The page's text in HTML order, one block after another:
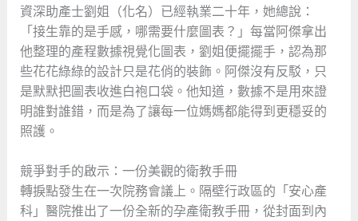
資深助產士劉姐（化名）已經執業二十年，她總說：
「接生靠的是手感，哪需要什麼圖表？」每當阿傑拿出
他整理的產程數據視覺化圖表，劉姐便擺擺手，認為那
些花花綠綠的設計只是花俏的裝飾。阿傑沒有反駁，只
是默默把圖表收進白袍口袋。他知道，數據不是用來證
明誰對誰錯，而是為了讓每一位媽媽都能得到更穩妥的
照護。
競爭對手的啟示：一份美觀的衛教手冊
轉捩點發生在一次院務會議上。隔壁行政區的「安心產
科」醫院推出了一份全新的孕產衛教手冊，從封面到內